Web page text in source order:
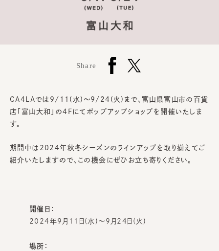
Share
CA4LAでは9/11(水)～9/24(火)まで、富山県富山市の百貨
店「富山大和」の4Fにてポップアップショップを開催いたしま
す。
期間中は2024年秋冬シーズンのラインアップを取り揃えてご
紹介いたしますので、この機会にぜひお立ち寄りください。
開催日：
2024年9月11日(水)～9月24日(火)
場所：